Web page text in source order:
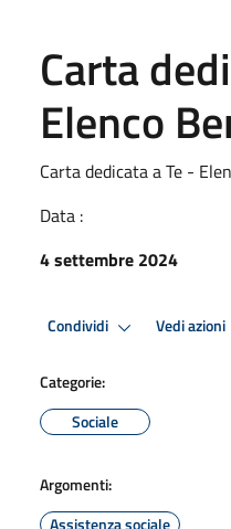
Carta
Elenco
Carta dedicata a Te -
Data :
4 settembre 2024
Condividi Vedi azioni
Categorie:
Sociale
Argomenti:
Assistenza sociale